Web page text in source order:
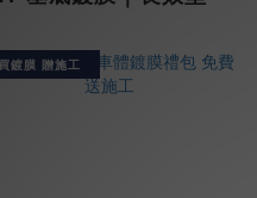
買鍍膜 贈施工